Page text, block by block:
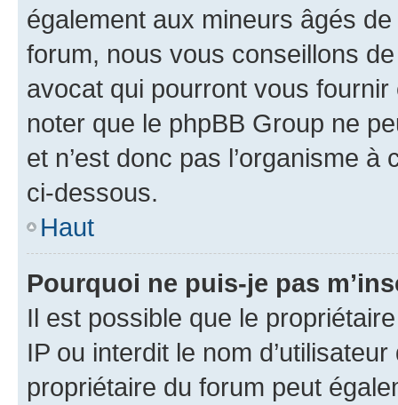
également aux mineurs âgés
forum, nous vous conseillons
avocat qui pourront vous
noter que le phpBB Group ne
et n’est donc pas l’organisme
ci-dessous.
Haut
Pourquoi ne puis-je pas
Il est possible que le
IP ou interdit le nom
propriétaire du forum peut